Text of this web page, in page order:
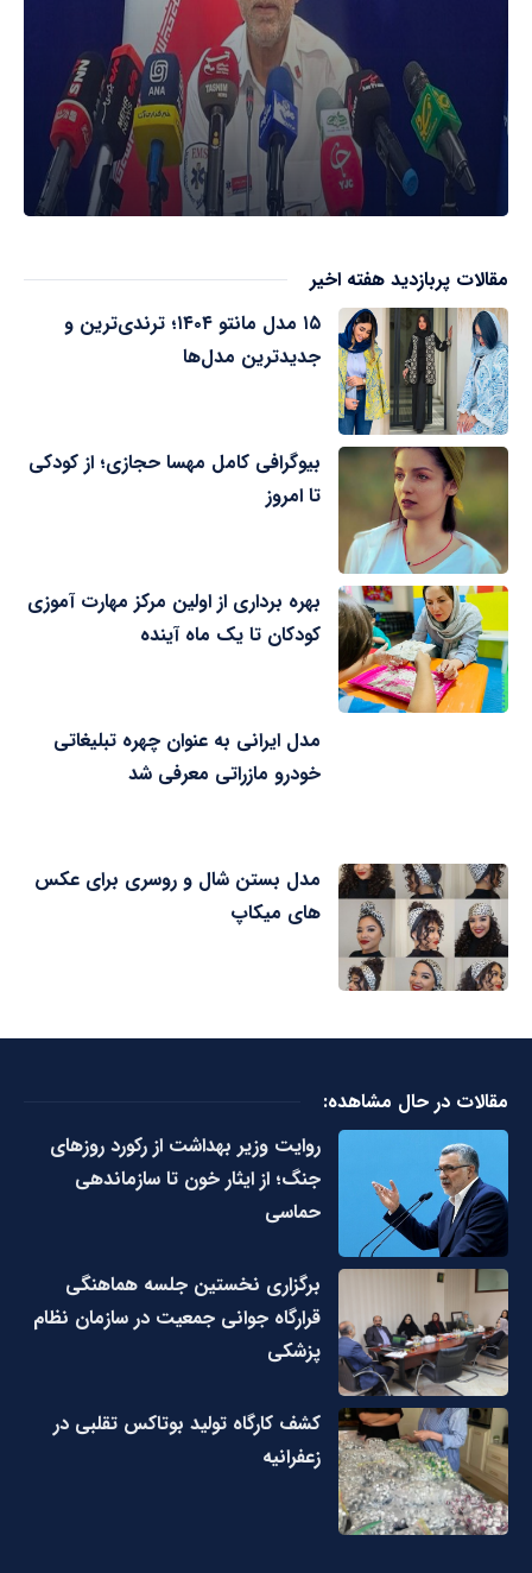
مقالات پربازدید هفته اخیر
۱۵ مدل مانتو ۱۴۰۴؛ ترندی‌ترین و
جدیدترین مدل‌ها
بیوگرافی کامل مهسا حجازی؛ از کودکی
تا امروز
بهره برداری از اولین مرکز مهارت آموزی
کودکان تا یک ماه آینده
مدل ایرانی به عنوان چهره تبلیغاتی
خودرو مازراتی معرفی شد
مدل بستن شال و روسری برای عکس
های میکاپ
مقالات در حال مشاهده:
روایت وزیر بهداشت از رکورد روزهای
جنگ؛ از ایثار خون تا سازماندهی
حماسی
برگزاری نخستین جلسه هماهنگی
قرارگاه جوانی جمعیت در سازمان نظام
پزشکی
کشف کارگاه تولید بوتاکس تقلبی در
زعفرانیه